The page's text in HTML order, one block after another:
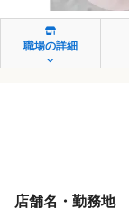
職場の詳細
店舗名・勤務地